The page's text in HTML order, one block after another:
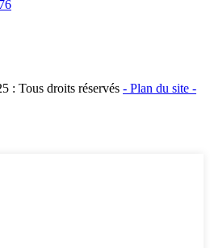
: Tous droits réservés - Plan du site -